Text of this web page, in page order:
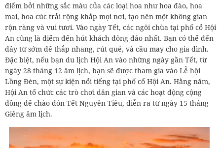
điểm bởi những sắc màu của các loại hoa như hoa đào, hoa
mai, hoa cúc trải rộng khắp mọi nơi, tạo nên một không gian
rộn ràng và vui tươi. Vào ngày Tết, các ngôi chùa tại phố cổ Hội
An cũng là điểm đến hút khách đông đảo nhất. Bạn có thể đến
đây từ sớm để thắp nhang, rút quẻ, và cầu may cho gia đình.
Đặc biệt, nếu bạn du lịch Hội An vào những ngày gần Tết, từ
ngày 28 tháng 12 âm lịch, bạn sẽ được tham gia vào Lễ hội
Lồng Đèn, một sự kiện nổi tiếng tại phố cổ Hội An. Hằng năm,
Hội An tổ chức các trò chơi dân gian và các hoạt động cộng
đồng để chào đón Tết Nguyên Tiêu, diễn ra từ ngày 15 tháng
Giêng âm lịch.